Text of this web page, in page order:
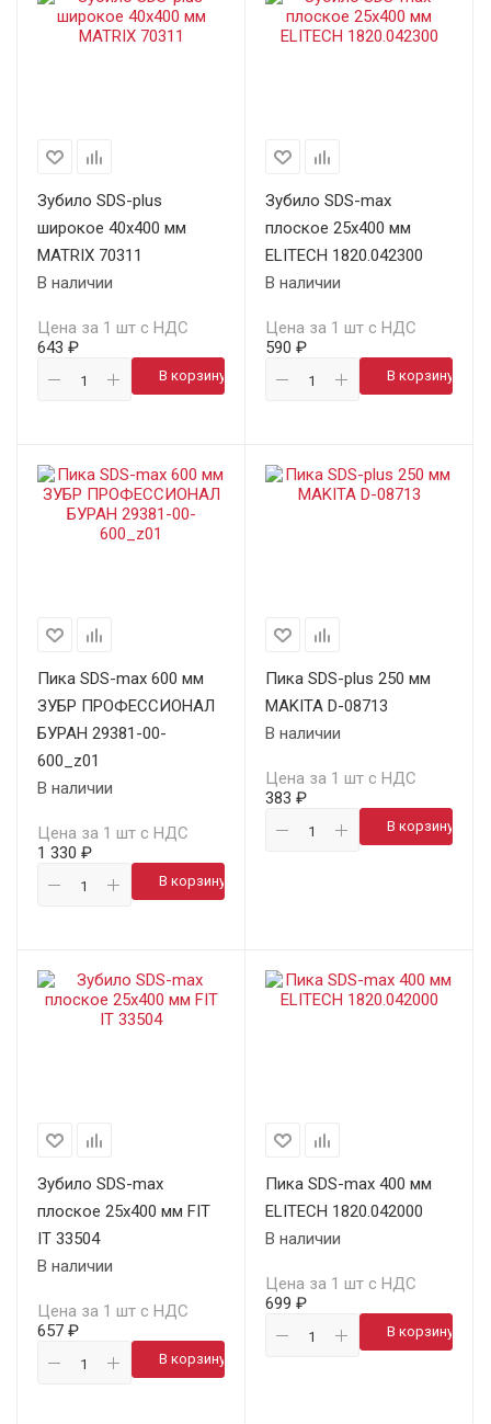
Зубило SDS-plus
широкое 40х400 мм
MATRIX 70311
В наличии
Цена за 1 шт с НДС
643 ₽
В корзину
Зубило SDS-max
плоское 25х400 мм
ELITECH 1820.042300
В наличии
Цена за 1 шт с НДС
590 ₽
В корзину
Пика SDS-max 600 мм
ЗУБР ПРОФЕССИОНАЛ
БУРАН 29381-00-
600_z01
В наличии
Цена за 1 шт с НДС
1 330 ₽
В корзину
Пика SDS-plus 250 мм
MAKITA D-08713
В наличии
Цена за 1 шт с НДС
383 ₽
В корзину
Зубило SDS-max
плоское 25х400 мм FIT
IT 33504
В наличии
Цена за 1 шт с НДС
657 ₽
В корзину
Пика SDS-max 400 мм
ELITECH 1820.042000
В наличии
Цена за 1 шт с НДС
699 ₽
В корзину